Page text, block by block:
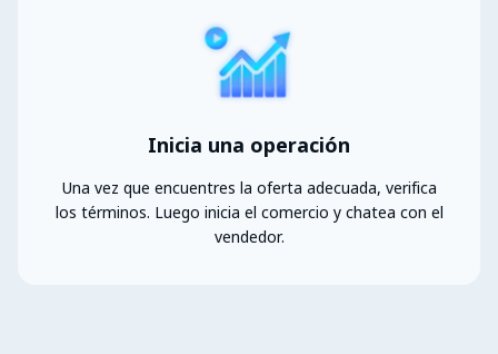
Inicia una operación
Una vez que encuentres la oferta adecuada, verifica
los términos. Luego inicia el comercio y chatea con el
vendedor.